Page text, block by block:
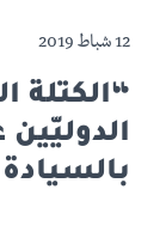
12 شباط 2019
“الكتلة
بالسيادة